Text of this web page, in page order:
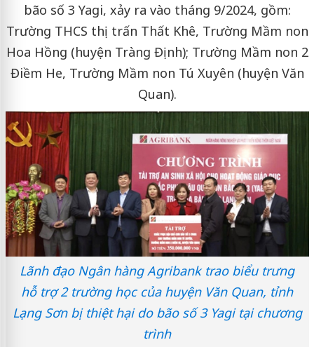
bão số 3 Yagi, xảy ra vào tháng 9/2024, gồm:
Trường THCS thị trấn Thất Khê, Trường Mầm non
Hoa Hồng (huyện Tràng Định); Trường Mầm non 2
Điềm He, Trường Mầm non Tú Xuyên (huyện Văn
Quan).
Lãnh đạo Ngân hàng Agribank trao biểu trưng
hỗ trợ 2 trường học của huyện Văn Quan, tỉnh
Lạng Sơn bị thiệt hại do bão số 3 Yagi tại chương
trình